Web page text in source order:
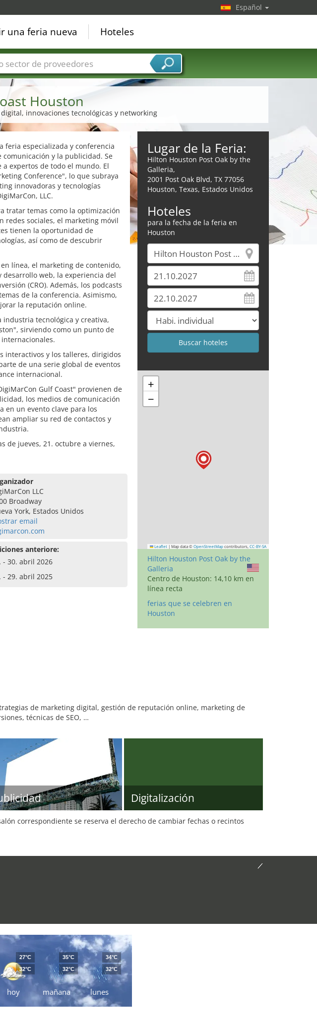
Houston
innovaciones tecnológicas y networking
feria especializada y conferencia
y la publicidad. Se
expertos de todo el mundo. El
Conference", lo que subraya
innovadoras y tecnologías
LLC.
tratar temas como la optimización
redes sociales, el marketing móvil
tienen la oportunidad de
así como de descubrir
línea, el marketing de contenido,
web, la experiencia del
(CRO). Además, los podcasts
de la conferencia. Asimismo,
la reputación online.
tecnológica y creativa,
sirviendo como un punto de
interactivos y los talleres, dirigidos
de una serie global de eventos
internacional.
Gulf Coast" provienen de
los medios de comunicación
en un evento clave para los
ampliar su red de contactos y
de jueves, 21. octubre a viernes,
LLC
Broadway
York, Estados Unidos
email
anteriore:
- 30. abril 2026
- 29. abril 2025
Lugar de la Feria:
Hilton Houston Post Oak by the
Galleria,
2001 Post Oak Blvd, TX 77056
Houston, Texas, Estados Unidos
Hoteles
para la fecha de la feria en
Houston
+
−
Leaflet | Map data © OpenStreetMap contributors, CC-BY-SA
Hilton Houston Post Oak by the
Galleria
Centro de Houston: 14,10 km en
línea recta
ferias que se celebren en
Houston
de marketing digital, gestión de reputación online, marketing de
técnicas de SEO, …
Digitalización
correspondiente se reserva el derecho de cambiar fechas o recintos
hoy
27°C
32°C
mañana
35°C
32°C
lunes
34°C
32°C
Español
una feria nueva Hoteles
ferias Sectores de proveedor de servicios